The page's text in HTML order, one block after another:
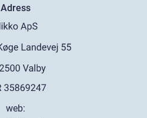
Adress
web: